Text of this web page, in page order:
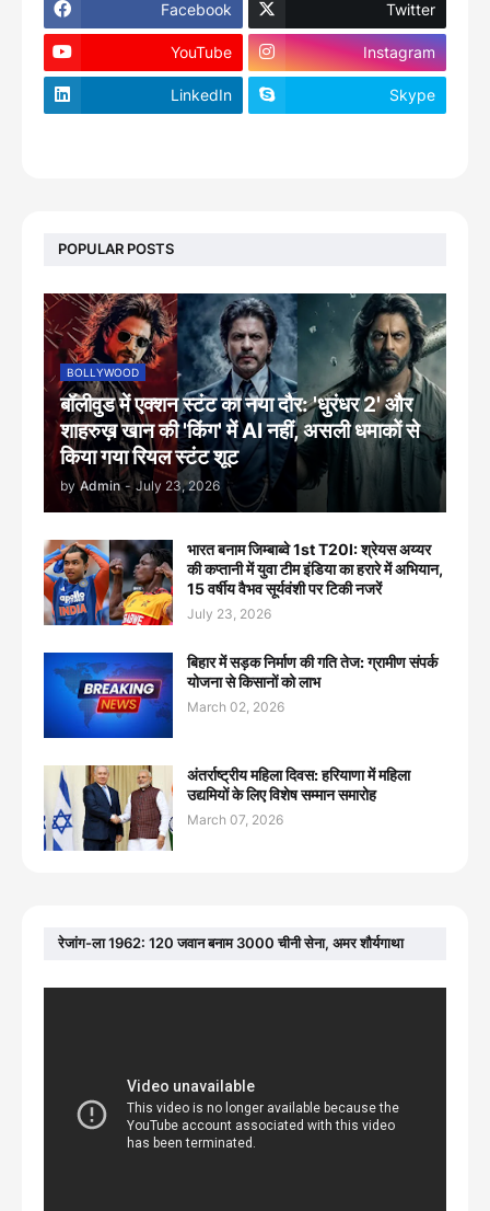
Facebook Twitter
YouTube Instagram
LinkedIn Skype
POPULAR POSTS
BOLLYWOOD
बॉलीवुड में एक्शन स्टंट का नया दौर: 'धुरंधर 2' और
शाहरुख़ खान की 'किंग' में AI नहीं, असली धमाकों से
किया गया रियल स्टंट शूट
by Admin - July 23, 2026
भारत बनाम जिम्बाब्वे 1st T20I: श्रेयस अय्यर
की कप्तानी में युवा टीम इंडिया का हरारे में अभियान,
15 वर्षीय वैभव सूर्यवंशी पर टिकी नजरें
July 23, 2026
बिहार में सड़क निर्माण की गति तेज: ग्रामीण संपर्क
योजना से किसानों को लाभ
March 02, 2026
अंतर्राष्ट्रीय महिला दिवस: हरियाणा में महिला
उद्यमियों के लिए विशेष सम्मान समारोह
March 07, 2026
रेजांग-ला 1962: 120 जवान बनाम 3000 चीनी सेना, अमर शौर्यगाथा